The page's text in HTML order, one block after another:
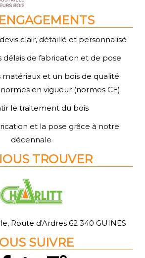
clair, détaillé et personnalisé
délais de fabrication et de pose
matériaux et un bois de qualité
en vigueur (normes CE)
le traitement du bois
et la pose grâce à notre
décennale
TROUVER
Route d'Ardres 62 340 GUINES
SUIVRE